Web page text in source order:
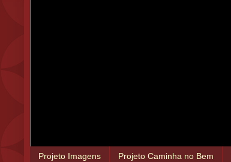
Projeto Imagens Projeto Caminha no Bem